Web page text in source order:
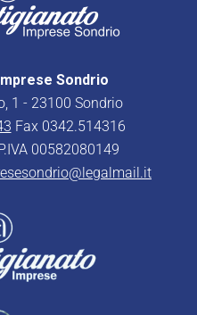
Sondrio
1 - 23100 Sondrio
Fax 0342.514316
00582080149